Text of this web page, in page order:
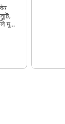
দূরে